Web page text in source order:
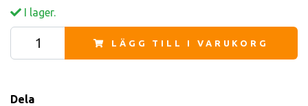
I lager.
LÄGG TILL I VARUKORG
Dela